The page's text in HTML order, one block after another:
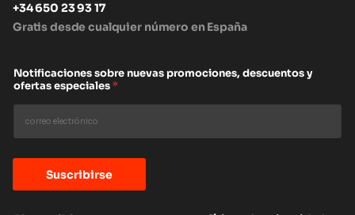
+34 650 23 93 17
Gratis desde cualquier número en España
Notificaciones sobre nuevas promociones, descuentos y
ofertas especiales*
Suscribirse